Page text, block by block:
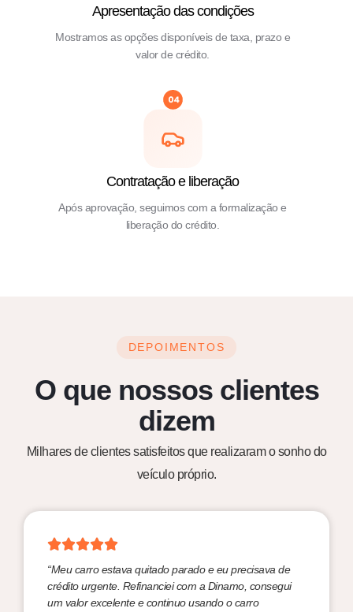
Apresentação das condições
Mostramos as opções disponíveis de taxa, prazo e
valor de crédito.
Contratação e liberação
Após aprovação, seguimos com a formalização e
liberação do crédito.
DEPOIMENTOS
O que nossos clientes
dizem
Milhares de clientes satisfeitos que realizaram o sonho do
veículo próprio.
“Meu carro estava quitado parado e eu precisava de
crédito urgente. Refinanciei com a Dinamo, consegui
um valor excelente e continuo usando o carro